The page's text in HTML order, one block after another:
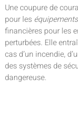
Une coupure de
pour les
financières pour les
perturbées. Elle
cas d’un incendie,
des systèmes de
dangereuse.